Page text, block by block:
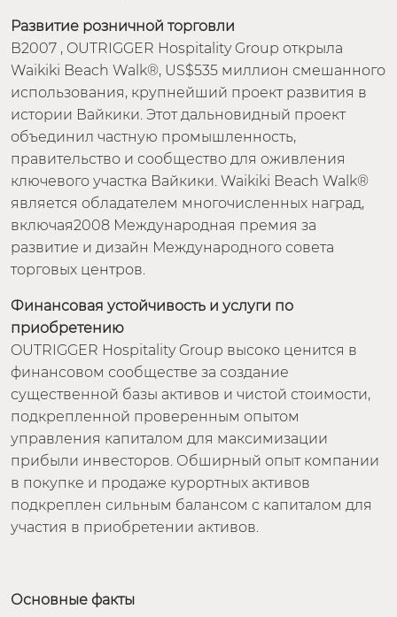
Развитие розничной торговли
В2007 , OUTRIGGER Hospitality Group открыла
Waikiki Beach Walk®, US$535 миллион смешанного
использования, крупнейший проект развития в
истории Вайкики. Этот дальновидный проект
объединил частную промышленность,
правительство и сообщество для оживления
ключевого участка Вайкики. Waikiki Beach Walk®
является обладателем многочисленных наград,
включая2008 Международная премия за
развитие и дизайн Международного совета
торговых центров.
Финансовая устойчивость и услуги по
приобретению
OUTRIGGER Hospitality Group высоко ценится в
финансовом сообществе за создание
существенной базы активов и чистой стоимости,
подкрепленной проверенным опытом
управления капиталом для максимизации
прибыли инвесторов. Обширный опыт компании
в покупке и продаже курортных активов
подкреплен сильным балансом с капиталом для
участия в приобретении активов.
Основные факты